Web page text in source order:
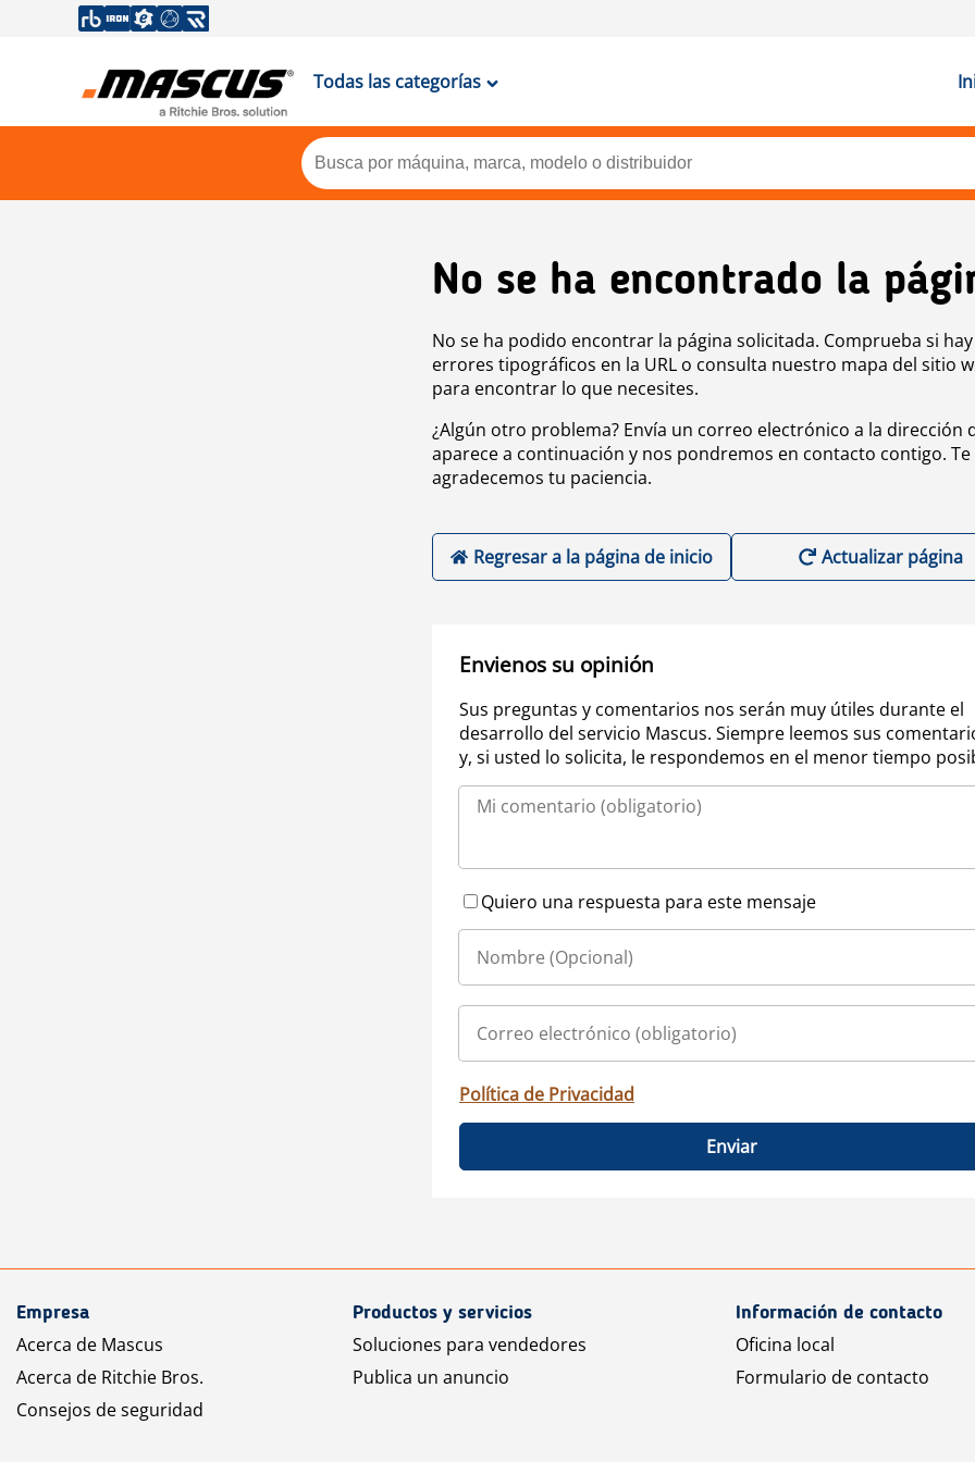
Todas las categorías
No se ha encontrado la
No se ha podido encontrar la página solicitada. Comprueba si hay
errores tipográficos en la URL o consulta nuestro mapa del sitio
para encontrar lo que necesites.
¿Algún otro problema? Envía un correo electrónico a la dirección
aparece a continuación y nos pondremos en contacto contigo. Te
agradecemos tu paciencia.
Regresar a la página de inicio Actualizar página
Envienos su opinión
Sus preguntas y comentarios nos serán muy útiles durante el
desarrollo del servicio Mascus. Siempre leemos sus
y, si usted lo solicita, le respondemos en el menor tiempo
Quiero una respuesta para este mensaje
Política de Privacidad
Enviar
Empresa
Acerca de Mascus
Acerca de Ritchie Bros.
Consejos de seguridad
Productos y servicios
Soluciones para vendedores
Publica un anuncio
Información de contacto
Oficina local
Formulario de contacto